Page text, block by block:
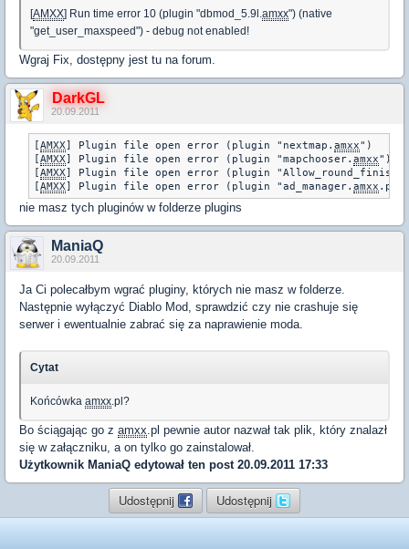
[AMXX] Run time error 10 (plugin "dbmod_5.9l.amxx") (native
"get_user_maxspeed") - debug not enabled!
Wgraj Fix, dostępny jest tu na forum.
DarkGL
20.09.2011
[AMXX] Plugin file open error (plugin "nextmap. amxx")
[AMXX] Plugin file open error (plugin "mapchooser. amxx")
[AMXX] Plugin file open error (plugin
[AMXX] Plugin file open error (plugin "ad_manager. amxx
nie masz tych pluginów w folderze plugins
ManiaQ
20.09.2011
Ja Ci polecałbym wgrać pluginy, których nie masz w folderze.
Następnie wyłączyć Diablo Mod, sprawdzić czy nie crashuje się
serwer i ewentualnie zabrać się za naprawienie moda.
Cytat
Końcówka amxx.pl?
Bo ściągając go z amxx.pl pewnie autor nazwał tak plik, który znalazł
się w załączniku, a on tylko go zainstalował.
Użytkownik ManiaQ edytował ten post 20.09.2011 17:33
Udostępnij Udostępnij